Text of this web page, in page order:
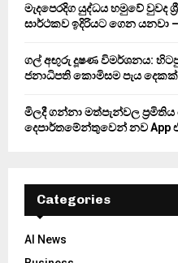
මැදපෙරදිග යුද්ධය හමුවේ වුවද
සාර්ථකව ඉදිරියට ගෙන යනවා
ගල් අඟුරු දූෂණ විමර්ශනය:
ජනාධිපති කොමිසම පැය දෙකක්
මිලදී ගන්නා මත්පැන්වල ප්‍රමිතිය
දෙපාර්තමේන්තුවෙන් නව App
Categories
AI News